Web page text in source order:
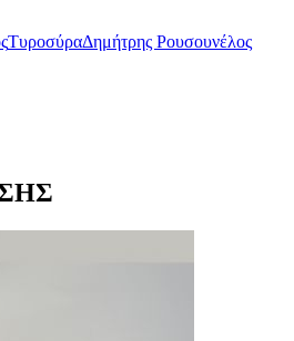
ΤυροσύραΔημήτρης Ρουσουνέλος